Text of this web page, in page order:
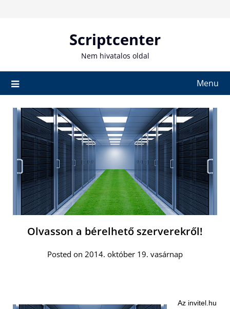
Scriptcenter
Nem hivatalos oldal
Menu
Olvasson a bérelhető szerverekről!
Posted on 2014. október 19. vasárnap
Az invitel.hu